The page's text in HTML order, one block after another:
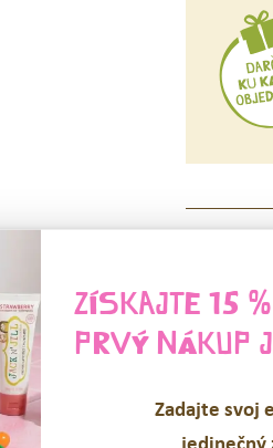
ĎALŠIE
ZÍSKAJTE 15
PRVÝ NÁKUP
Zadajte svoj